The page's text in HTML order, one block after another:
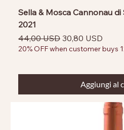
Sella & Mosca Cannonau
2021
Prezzo regolare
44,00 USD Prezzo scontato
30,80 USD
20% OFF when customer buys
Aggiungi al